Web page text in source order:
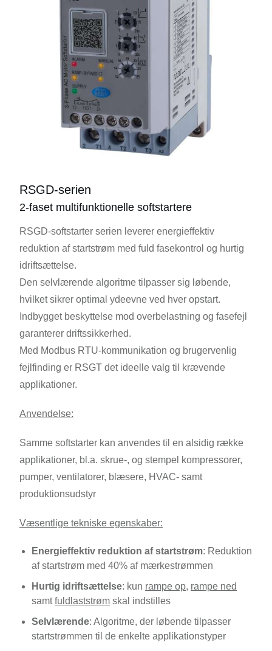
RSGD-serien
2-faset multifunktionelle softstartere
RSGD-softstarter serien leverer energieffektiv
reduktion af startstrøm med fuld fasekontrol og hurtig
idriftsættelse.
Den selvlærende algoritme tilpasser sig løbende,
hvilket sikrer optimal ydeevne ved hver opstart.
Indbygget beskyttelse mod overbelastning og fasefejl
garanterer driftssikkerhed.
Med Modbus RTU-kommunikation og brugervenlig
fejlfinding er RSGT det ideelle valg til krævende
applikationer.
Anvendelse:
Samme softstarter kan anvendes til en alsidig række
applikationer, bl.a. skrue-, og stempel kompressorer,
pumper, ventilatorer, blæsere, HVAC- samt
produktionsudstyr
Væsentlige tekniske egenskaber:
Energieffektiv reduktion af startstrøm: Reduktion
af startstrøm med 40% af mærkestrømmen
Hurtig idriftsættelse: kun rampe op, rampe ned
samtfuldlaststrøm skal indstilles
Selvlærende: Algoritme, der løbende tilpasser
startstrømmen til de enkelte applikationstyper